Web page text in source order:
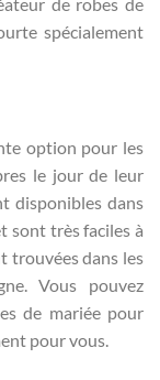
de robes de
spécialement
option pour les
le jour de leur
disponibles dans
sont très faciles à
trouvées dans les
Vous pouvez
de mariée pour
pour vous.